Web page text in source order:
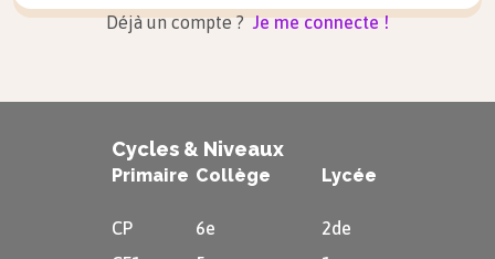
coloré, très pictural.
Citations
« C’est alors qu’apparut, tout hérissé de flèches,
Sous la pourpre flottante et l’airain rutilant,
Déjà un compte ? Je me connecte !
Cycles & Niveaux
Primaire
CP
Collège
6e
Lycée
2de